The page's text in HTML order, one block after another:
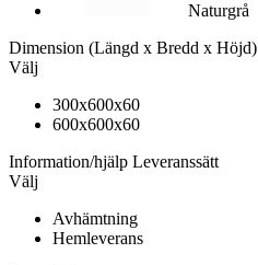
Naturgrå
Dimension (Längd x Bredd x Höjd)
Välj
300x600x60
600x600x60
Information/hjälp Leveranssätt
Välj
Avhämtning
Hemleverans